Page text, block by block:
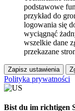
podstawowe
przykład do
logowania się
wyciągnąć
wszelkie dane
przekazane
Zapisz ustawienia
Polityka prywatności
Bist du im richtigen